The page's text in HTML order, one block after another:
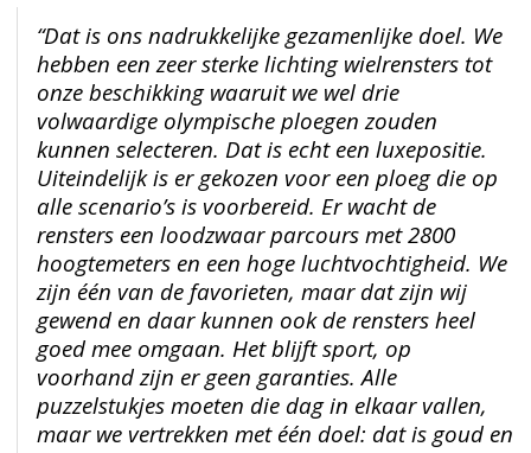
“Dat is ons nadrukkelijke gezamenlijke doel. We
hebben een zeer sterke lichting wielrensters tot
onze beschikking waaruit we wel drie
volwaardige olympische ploegen zouden
kunnen selecteren. Dat is echt een luxepositie.
Uiteindelijk is er gekozen voor een ploeg die op
alle scenario’s is voorbereid. Er wacht de
rensters een loodzwaar parcours met 2800
hoogtemeters en een hoge luchtvochtigheid. We
zijn één van de favorieten, maar dat zijn wij
gewend en daar kunnen ook de rensters heel
goed mee omgaan. Het blijft sport, op
voorhand zijn er geen garanties. Alle
puzzelstukjes moeten die dag in elkaar vallen,
maar we vertrekken met één doel: dat is goud en